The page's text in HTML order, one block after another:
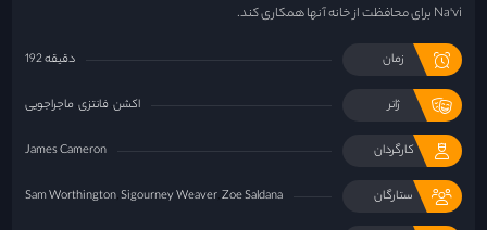
Na'vi برای محافظت از خانه آنها همکاری کند.
زمان 192 دقیقه
ژانر اکشن فانتزی ماجراجویی
کارگردان James Cameron
ستارگان Sam Worthington Sigourney Weaver Zoe Saldana